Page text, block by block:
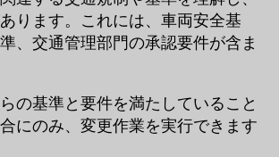
ります。これには、車両安全基
、交通管理部門の承認要件が含ま
の基準と要件を満たしていること
にのみ、変更作業を実行できます